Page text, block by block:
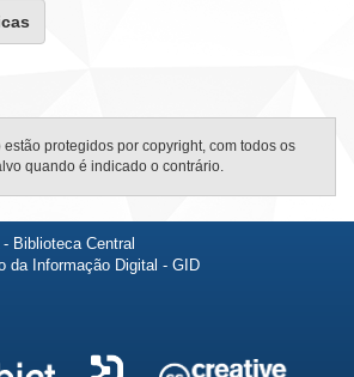
protegidos por copyright, com todos os
quando é indicado o contrário.
Biblioteca Central
da Informação Digital - GID